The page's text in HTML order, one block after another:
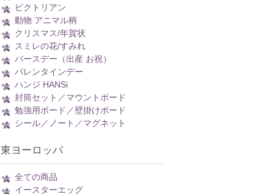
ビクトリアン
動物 アニマル柄
クリスマス/年賀状
スミレの花/すみれ
バースデー（出産 お祝）
バレンタインデー
ハンジ HANSi
封筒セット／マウントボード
勉強用ボード／壁掛けボード
シール／ノート／マグネット
東ヨーロッパ
全ての商品
イースターエッグ